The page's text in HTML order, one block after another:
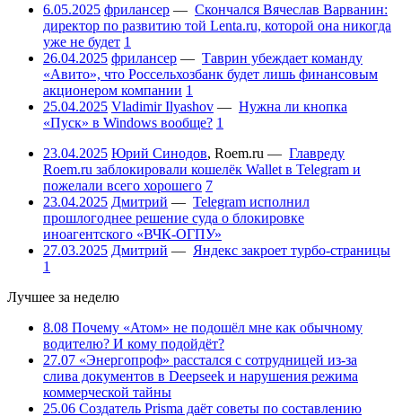
6.05.2025 фрилансер — Скончался Вячеслав Варванин:
директор по развитию той Lenta.ru, которой она никогда
уже не будет 1
26.04.2025 фрилансер — Таврин убеждает команду
«Авито», что Россельхозбанк будет лишь финансовым
акционером компании 1
25.04.2025 Vladimir Ilyashov — Нужна ли кнопка
«Пуск» в Windows вообще? 1
23.04.2025 Юрий Синодов, Roem.ru — Главреду
Roem.ru заблокировали кошелёк Wallet в Telegram и
пожелали всего хорошего 7
23.04.2025 Дмитрий — Telegram исполнил
прошлогоднее решение суда о блокировке
иноагентского «ВЧК-ОГПУ»
27.03.2025 Дмитрий — Яндекс закроет турбо-страницы
1
Лучшее за неделю
8.08 Почему «Атом» не подошёл мне как обычному
водителю? И кому подойдёт?
27.07 «Энергопроф» расстался с сотрудницей из-за
слива документов в Deepseek и нарушения режима
коммерческой тайны
25.06 Создатель Prisma даёт советы по составлению